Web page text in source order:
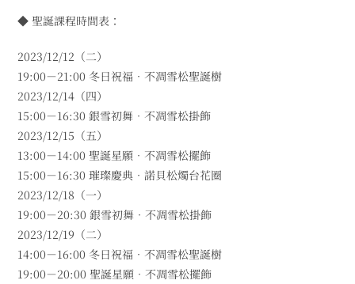
◆ 聖誕課程時間表：
2023/12/12（二）
19:00－21:00 冬日祝福．不凋雪松聖誕樹
2023/12/14（四）
15:00－16:30 銀雪初舞．不凋雪松掛飾
2023/12/15（五）
13:00－14:00 聖誕星願．不凋雪松擺飾
15:00－16:30 璀璨慶典．諾貝松燭台花圈
2023/12/18（一）
19:00－20:30 銀雪初舞．不凋雪松掛飾
2023/12/19（二）
14:00－16:00 冬日祝福．不凋雪松聖誕樹
19:00－20:00 聖誕星願．不凋雪松擺飾